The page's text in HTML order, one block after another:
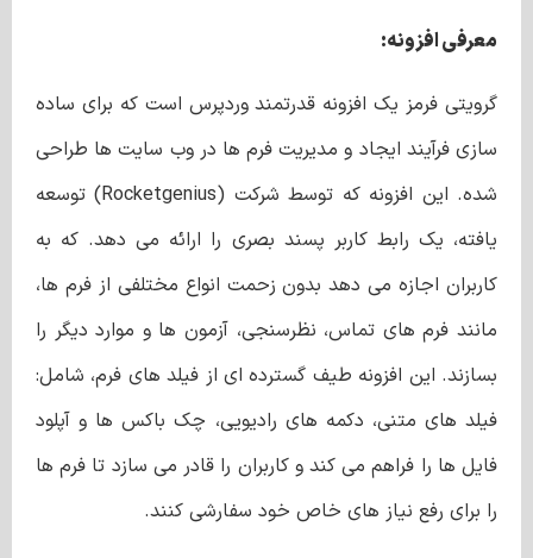
معرفی افزونه:
گرویتی فرمز یک افزونه قدرتمند وردپرس است که برای ساده
سازی فرآیند ایجاد و مدیریت فرم ها در وب سایت ها طراحی
شده. این افزونه که توسط شرکت (Rocketgenius) توسعه
یافته، یک رابط کاربر پسند بصری را ارائه می دهد. که به
کاربران اجازه می دهد بدون زحمت انواع مختلفی از فرم ها،
مانند فرم های تماس، نظرسنجی، آزمون ها و موارد دیگر را
بسازند. این افزونه طیف گسترده ‌ای از فیلد های فرم، شامل:
فیلد های متنی، دکمه‌ های رادیویی، چک باکس‌ ها و آپلود
فایل ‌ها را فراهم می ‌کند و کاربران را قادر می ‌سازد تا فرم‌ ها
را برای رفع نیاز های خاص خود سفارشی کنند.